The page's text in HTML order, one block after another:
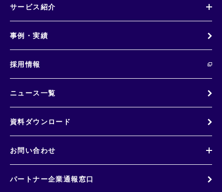
サービス紹介
事例・実績
採用情報
ニュース一覧
資料ダウンロード
お問い合わせ
パートナー企業通報窓口